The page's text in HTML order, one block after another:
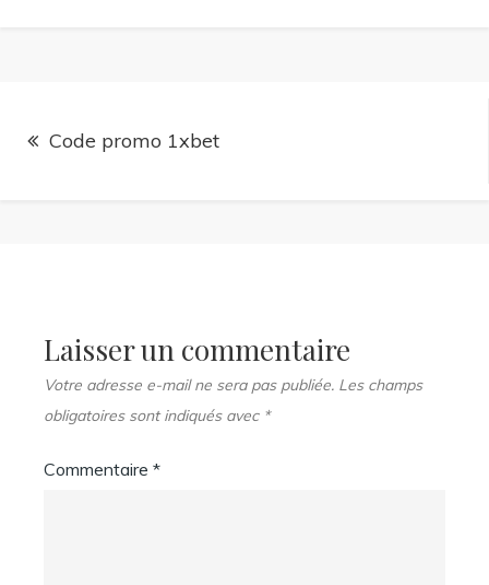
Code promo 1xbet
Laisser un commentaire
Votre adresse e-mail ne sera pas publiée. Les champs
obligatoires sont indiqués avec *
Commentaire *